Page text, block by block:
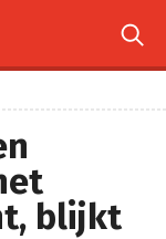

blijkt